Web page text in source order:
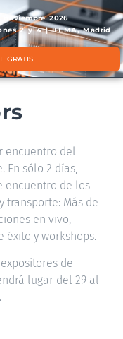
noviembre 2026
2 y 4 | IFEMA, Madrid
GRATIS
encuentro del
sólo 2 días,
encuentro de los
transporte: Más de
en vivo,
éxito y workshops.
de
lugar del 29 al